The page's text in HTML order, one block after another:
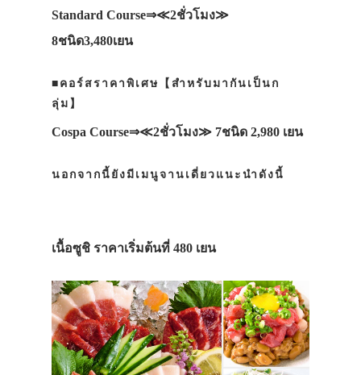
Standard Course⇒≪2ชั่วโมง≫
8ชนิด3,480เยน
■คอร์สราคาพิเศษ【สำหรับมากันเป็นก
ลุ่ม】
Cospa Course⇒≪2ชั่วโมง≫ 7ชนิด 2,980 เยน
นอกจากนี้ยังมีเมนูจานเดี่ยวแนะนำดังนี้
เนื้อซูชิ ราคาเริ่มต้นที่ 480 เยน